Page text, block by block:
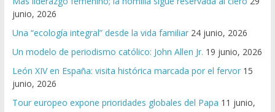
junio, 2026
Una “ecología integral” desde la vida familiar 24 junio, 2026
Un modelo de periodismo católico: John Allen Jr. 19 junio, 2026
León XIV en España: visita histórica marcada por el fervor 15
junio, 2026
Tour europeo expone prioridades globales del Papa 11 junio,